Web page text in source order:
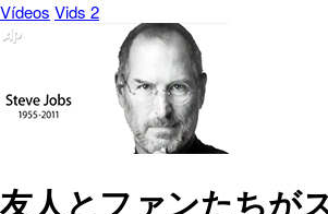
Vídeos Vids 2
友人とファンたちが